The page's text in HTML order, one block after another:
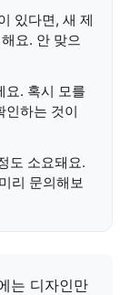
있다면, 새 제
요. 안 맞으
요. 혹시 모를
인하는 것이
도 소요돼요.
리 문의해보
는 디자인만